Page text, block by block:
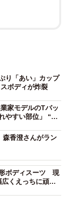
ーブについ手
お届けします
15日から24日
アップショップ
ンストアや
売されます。
式会社heart
生として13年
いコミュニケ
のライフスタ
り「あい」カップ
ボディが炸裂
家モデルのTバッ
やすい部位」 “美
香澄さんがラン
ボディスーツ 現
くえっちに頑張